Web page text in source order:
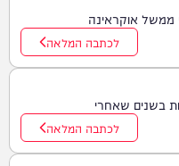
ממשל אוקראינה
לכתבה המלאה
בשנים שאחרי
לכתבה המלאה